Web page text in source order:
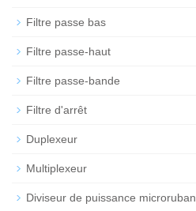
Filtre passe bas
Filtre passe-haut
Filtre passe-bande
Filtre d'arrêt
Duplexeur
Multiplexeur
Diviseur de puissance microruban